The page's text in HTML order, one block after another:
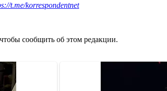
t.me/korrespondentnet
сообщить об этом редакции.